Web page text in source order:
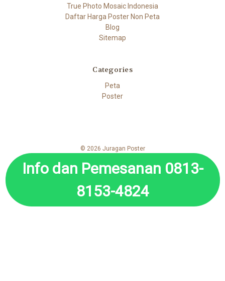
True Photo Mosaic Indonesia
Daftar Harga Poster Non Peta
Blog
Sitemap
Categories
Peta
Poster
© 2026 Juragan Poster
Info dan Pemesanan 0813-
8153-4824